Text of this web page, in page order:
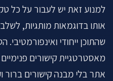
אותו בדוגמאות מותגיות,
שהתוכן ייחודי
מאסטרטגיית קישורים
אתר בלי מבנה קישורים ברור